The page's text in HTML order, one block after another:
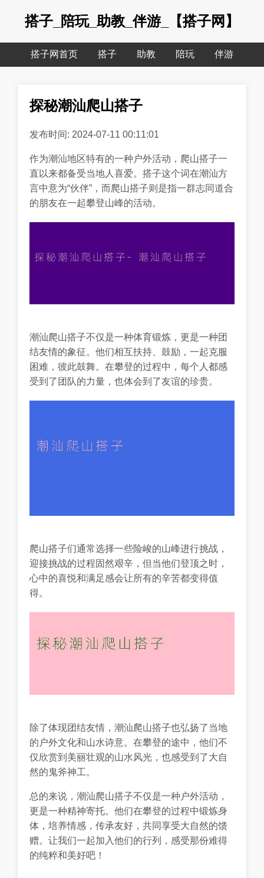
搭子_陪玩_助教_伴游_【搭子网】
搭子网首页 搭子 助教 陪玩 伴游
探秘潮汕爬山搭子
发布时间: 2024-07-11 00:11:01
作为潮汕地区特有的一种户外活动，爬山搭子一
直以来都备受当地人喜爱。搭子这个词在潮汕方
言中意为“伙伴”，而爬山搭子则是指一群志同道合
的朋友在一起攀登山峰的活动。
潮汕爬山搭子不仅是一种体育锻炼，更是一种团
结友情的象征。他们相互扶持、鼓励，一起克服
困难，彼此鼓舞。在攀登的过程中，每个人都感
受到了团队的力量，也体会到了友谊的珍贵。
爬山搭子们通常选择一些险峻的山峰进行挑战，
迎接挑战的过程固然艰辛，但当他们登顶之时，
心中的喜悦和满足感会让所有的辛苦都变得值
得。
除了体现团结友情，潮汕爬山搭子也弘扬了当地
的户外文化和山水诗意。在攀登的途中，他们不
仅欣赏到美丽壮观的山水风光，也感受到了大自
然的鬼斧神工。
总的来说，潮汕爬山搭子不仅是一种户外活动，
更是一种精神寄托。他们在攀登的过程中锻炼身
体，培养情感，传承友好，共同享受大自然的馈
赠。让我们一起加入他们的行列，感受那份难得
的纯粹和美好吧！